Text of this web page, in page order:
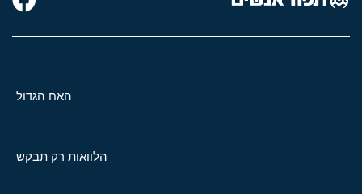
האח הגדול
הלוואות רק תבקש